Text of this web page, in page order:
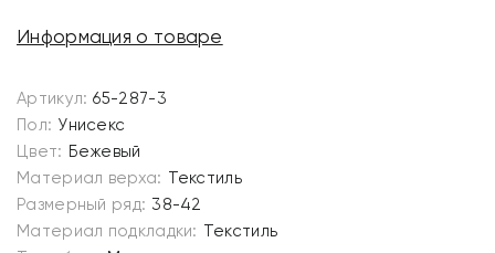
Информация о товаре
Артикул: 65-287-3
Пол: Унисекс
Цвет: Бежевый
Материал верха: Текстиль
Размерный ряд: 38-42
Материал подкладки: Текстиль